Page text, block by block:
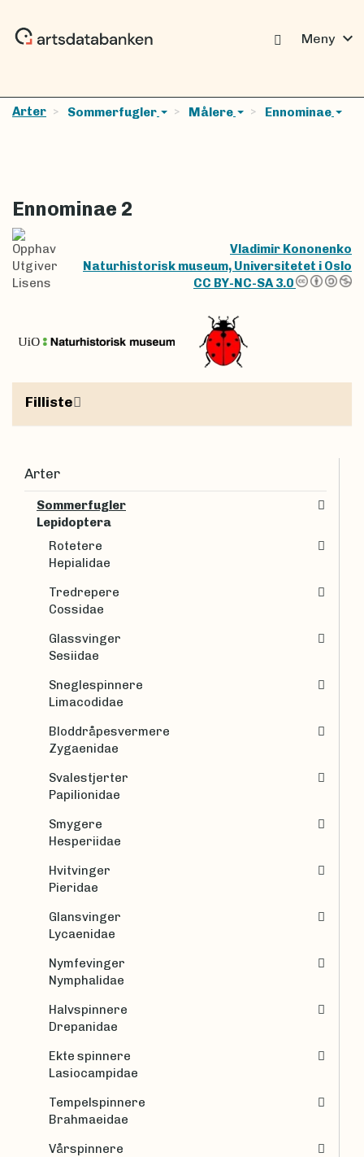
Meny expand_more
Arter Sommerfugler Målere Ennominae
Ennominae 2
Opphav
Vladimir Kononenko
Utgiver
Naturhistorisk museum, Universitetet i Oslo
Lisens
CC BY-NC-SA 3.0
Filliste
Arter
Sommerfugler
Lepidoptera
Rotetere
Hepialidae
Tredrepere
Cossidae
Glassvinger
Sesiidae
Sneglespinnere
Limacodidae
Bloddråpesvermere
Zygaenidae
Svalestjerter
Papilionidae
Smygere
Hesperiidae
Hvitvinger
Pieridae
Glansvinger
Lycaenidae
Nymfevinger
Nymphalidae
Halvspinnere
Drepanidae
Ekte spinnere
Lasiocampidae
Tempelspinnere
Brahmaeidae
Vårspinnere